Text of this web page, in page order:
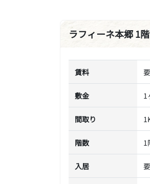
ラフィーネ本郷 1階
賃料
敷金 1
間取り
階数 1
入居